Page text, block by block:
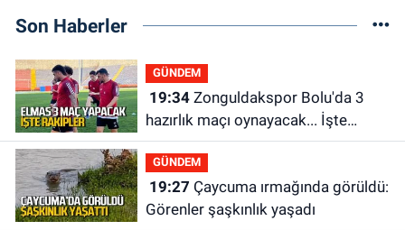
Son Haberler
GÜNDEM
19:34Zonguldakspor Bolu'da 3
hazırlık maçı oynayacak... İşte
rakipler...
GÜNDEM
19:27
Görenler şaşkınlık yaşadı